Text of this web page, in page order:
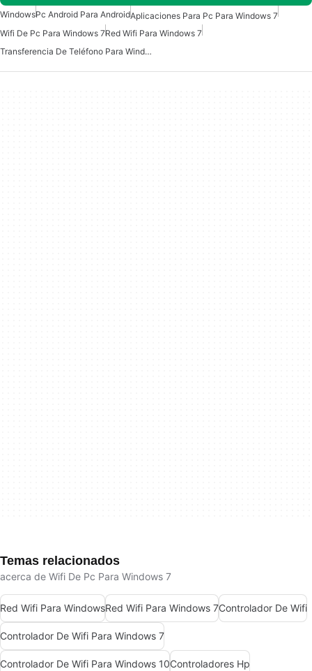
WindowsPc Android Para AndroidAplicaciones Para Pc Para Windows 7
Wifi De Pc Para Windows 7Red Wifi Para Windows 7
Transferencia De Teléfono Para Windows
Temas relacionados
acerca de Wifi De Pc Para Windows 7
Red Wifi Para WindowsRed Wifi Para Windows 7Controlador De Wifi
Controlador De Wifi Para Windows 7
Controlador De Wifi Para Windows 10Controladores Hp